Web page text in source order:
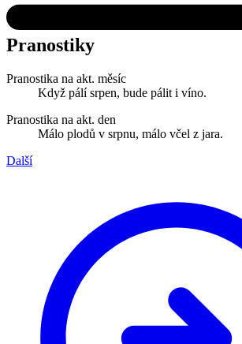
Pranostiky
Pranostika na akt. měsíc
Když pálí srpen, bude pálit i víno.
Pranostika na akt. den
Málo plodů v srpnu, málo včel z jara.
Další